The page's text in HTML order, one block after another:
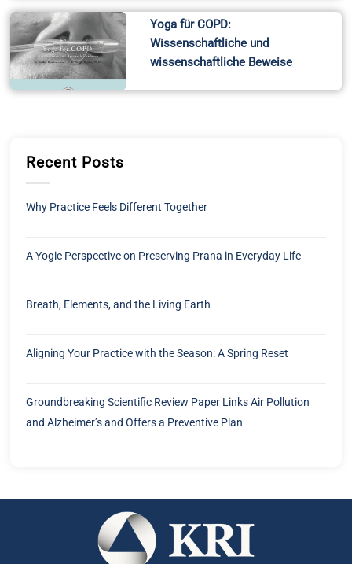
Yoga für COPD:
Wissenschaftliche und
wissenschaftliche Beweise
Recent Posts
Why Practice Feels Different Together
A Yogic Perspective on Preserving Prana in Everyday Life
Breath, Elements, and the Living Earth
Aligning Your Practice with the Season: A Spring Reset
Groundbreaking Scientific Review Paper Links Air Pollution
and Alzheimer’s and Offers a Preventive Plan